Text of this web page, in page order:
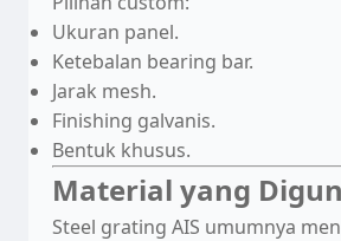
Ukuran panel.
Ketebalan bearing bar.
Jarak mesh.
Finishing galvanis.
Bentuk khusus.
Material yang
Steel grating AIS umumnya